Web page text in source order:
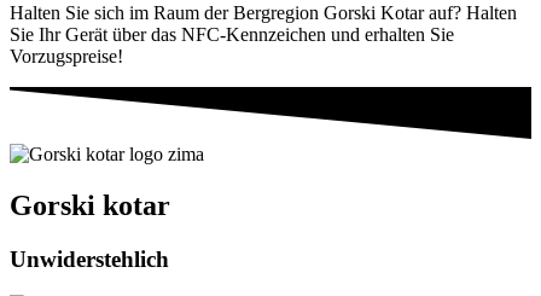
Halten Sie sich im Raum der Bergregion Gorski Kotar auf? Halten
Sie Ihr Gerät über das NFC-Kennzeichen und erhalten Sie
Vorzugspreise!
Gorski kotar
Unwiderstehlich